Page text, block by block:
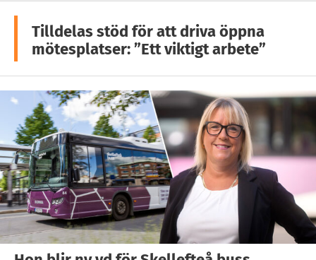
Tilldelas stöd för att driva öppna
mötesplatser: ”Ett viktigt arbete”